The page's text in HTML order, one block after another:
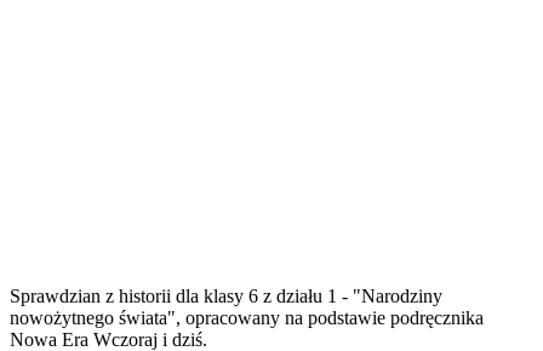
Sprawdzian z historii dla klasy 6 z działu 1 - "Narodziny
nowożytnego świata", opracowany na podstawie podręcznika
Nowa Era Wczoraj i dziś.